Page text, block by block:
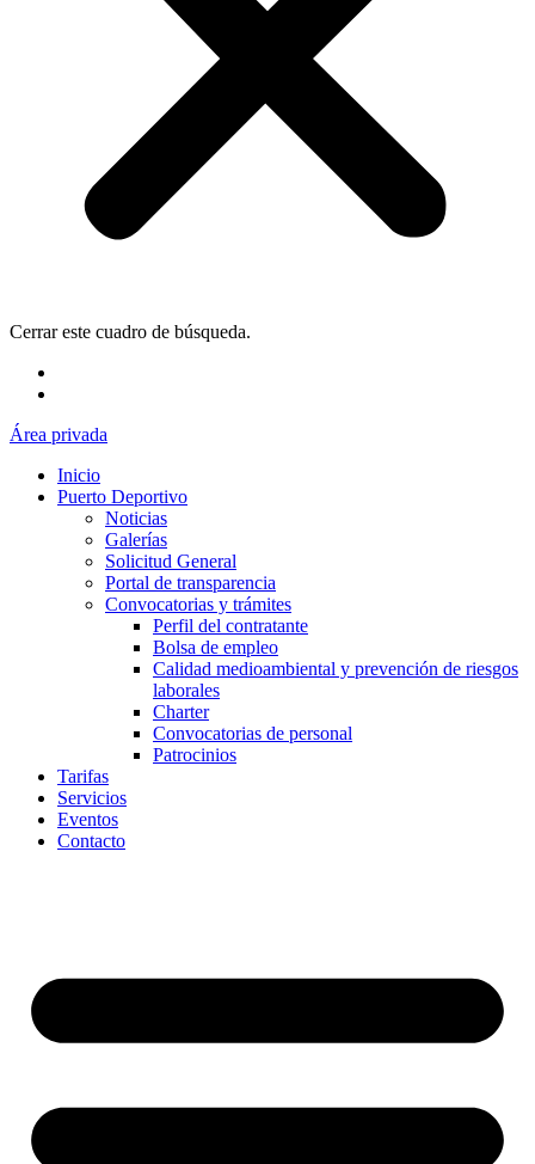
Cerrar este cuadro de búsqueda.
Área privada
Inicio
Puerto Deportivo
Noticias
Galerías
Solicitud General
Portal de transparencia
Convocatorias y trámites
Perfil del contratante
Bolsa de empleo
Calidad medioambiental y prevención de riesgos
laborales
Charter
Convocatorias de personal
Patrocinios
Tarifas
Servicios
Eventos
Contacto